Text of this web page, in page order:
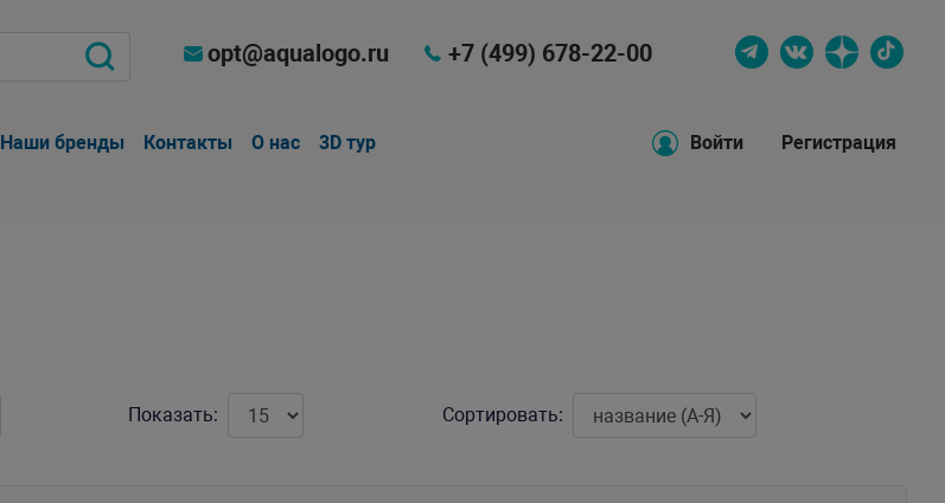
opt@aqualogo.ru +7 (499) 678-22-00
Наши бренды Контакты О нас 3D тур Войти Регистрация
Показать: Сортировать: